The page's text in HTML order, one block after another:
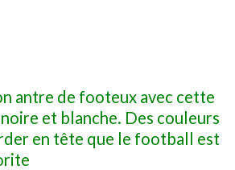
antre de footeux avec cette
et blanche. Des couleurs
en tête que le football est